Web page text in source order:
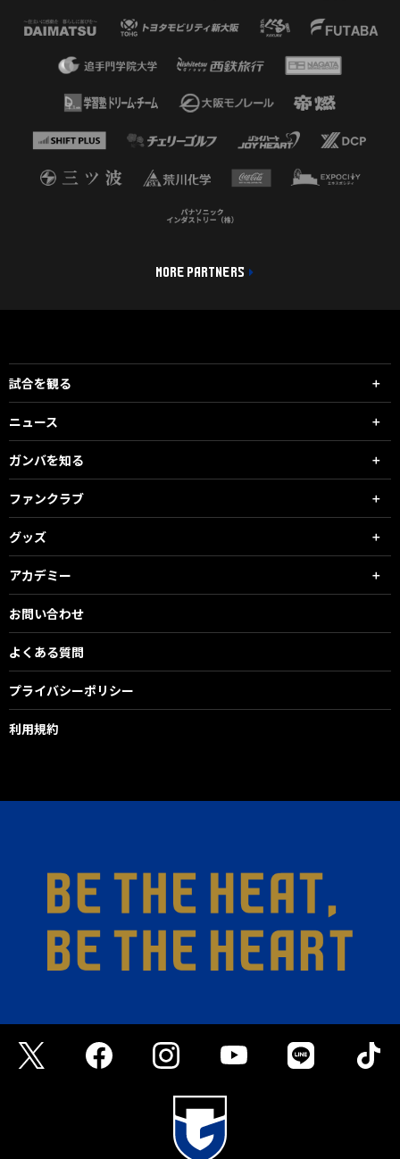
MORE PARTNERS
試合を観る
ニュース
ガンバを知る
ファンクラブ
グッズ
アカデミー
お問い合わせ
よくある質問
プライバシーポリシー
利用規約